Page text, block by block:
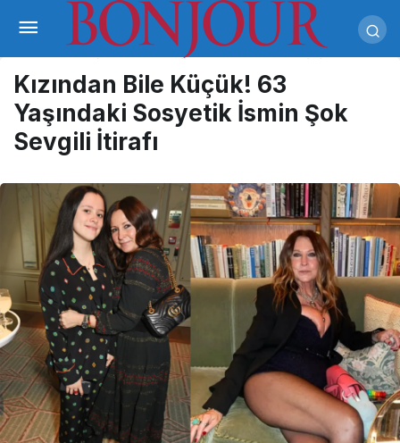
Kızından Bile Küçük! 63
Yaşındaki Sosyetik İsmin Şok
Sevgili İtirafı